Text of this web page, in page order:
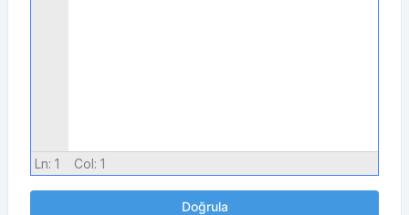
Ln: 1 Col: 1
Doğrula